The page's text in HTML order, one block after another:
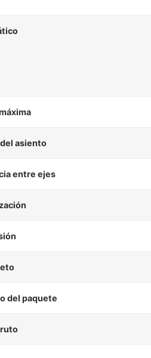
asiento
entre ejes
del paquete